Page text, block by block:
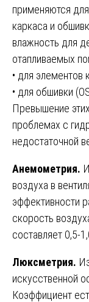
применяются
каркаса и
влажность для
отапливаемых
• для элементов
• для обшивки
Превышение
проблемах с
недостаточной
Анемометрия.
воздуха в
эффективности
скорость
составляет 0,5-
Люксметрия.
искусственной
Коэффициент